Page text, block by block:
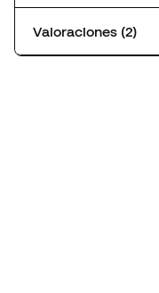
Valoraciones (2)